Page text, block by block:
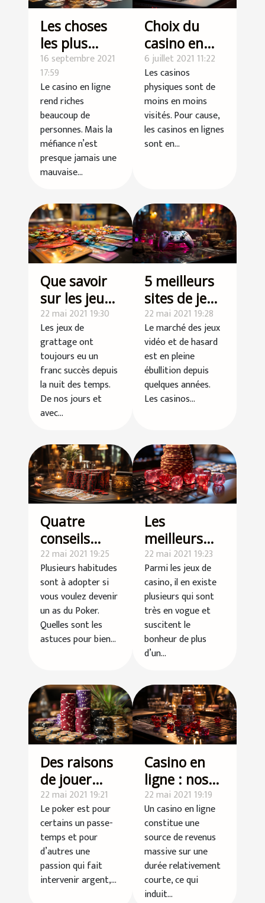
Les choses
les plus
importantes
à savoir sur
le casino en
ligne
16 septembre 2021
17:59
Le casino en ligne
rend riches
beaucoup de
personnes. Mais la
méfiance n’est
presque jamais une
mauvaise...
Choix du
casino en
ligne :
comment s’y
prendre ?
6 juillet 2021 11:22
Les casinos
physiques sont de
moins en moins
visités. Pour cause,
les casinos en lignes
sont en...
Que savoir
sur les jeux
de grattage
en ligne?
22 mai 2021 19:30
Les jeux de
grattage ont
toujours eu un
franc succès depuis
la nuit des temps.
De nos jours et
avec...
5 meilleurs
sites de jeux
en ligne
22 mai 2021 19:28
Le marché des jeux
vidéo et de hasard
est en pleine
ébullition depuis
quelques années.
Les casinos...
Quatre
conseils
pour bien
débuter au
poker en
ligne
22 mai 2021 19:25
Plusieurs habitudes
sont à adopter si
vous voulez devenir
un as du Poker.
Quelles sont les
astuces pour bien...
Les
meilleurs
jeux de
Casino en
ligne
22 mai 2021 19:23
Parmi les jeux de
casino, il en existe
plusieurs qui sont
très en vogue et
suscitent le
bonheur de plus
d’un...
Des raisons
de jouer
dans les
casinos en
ligne
22 mai 2021 19:21
Le poker est pour
certains un passe-
temps et pour
d’autres une
passion qui fait
intervenir argent,...
Casino en
ligne : nos
conseils
pour éviter
la
dépendance
22 mai 2021 19:19
Un casino en ligne
constitue une
source de revenus
massive sur une
durée relativement
courte, ce qui
induit...